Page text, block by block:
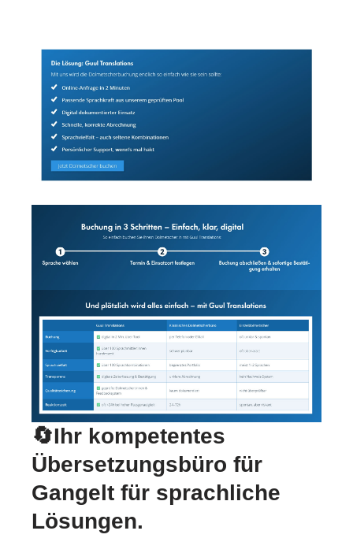
🔄Ihr kompetentes
Übersetzungsbüro für
Gangelt für sprachliche
Lösungen.